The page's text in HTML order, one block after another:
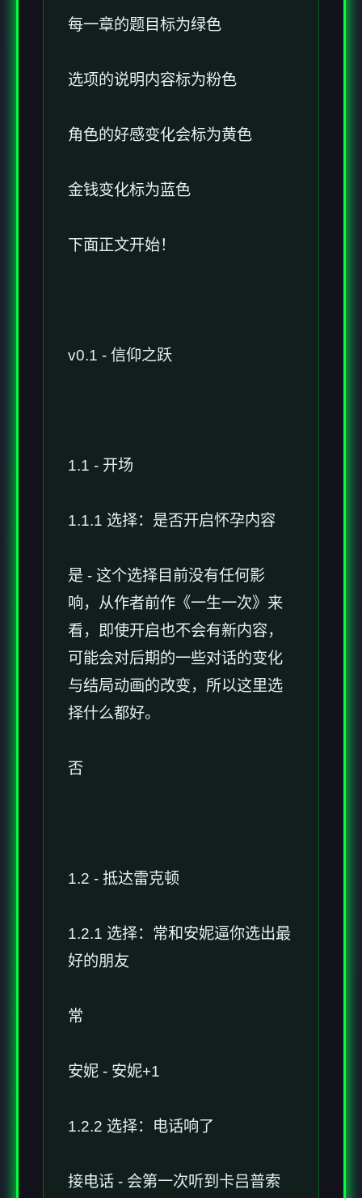
每一章的题目标为绿色
选项的说明内容标为粉色
角色的好感变化会标为黄色
金钱变化标为蓝色
下面正文开始！
v0.1 - 信仰之跃
1.1 - 开场
1.1.1 选择：是否开启怀孕内容
是 - 这个选择目前没有任何影
响，从作者前作《一生一次》来
看，即使开启也不会有新内容，
可能会对后期的一些对话的变化
与结局动画的改变，所以这里选
择什么都好。
否
1.2 - 抵达雷克顿
1.2.1 选择：常和安妮逼你选出最
好的朋友
常
安妮 - 安妮+1
1.2.2 选择：电话响了
接电话 - 会第一次听到卡吕普索